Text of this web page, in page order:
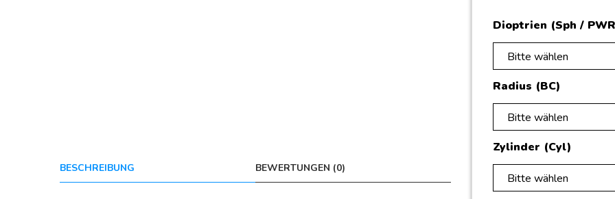
BESCHREIBUNG BEWERTUNGEN (0)
Dioptrien (Sph /
Bitte wählen
Radius (BC)
Bitte wählen
Zylinder (Cyl)
Bitte wählen